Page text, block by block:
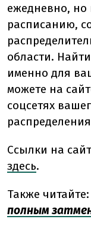
ежедневно, но
расписанию,
области.
именно для
можете на
соцсетях
Ссылки на
здесь.
Также читайте:
полным